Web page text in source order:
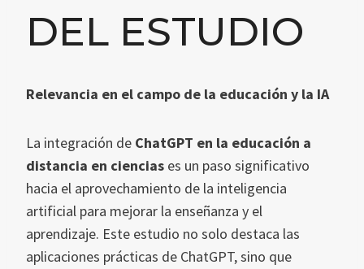
DEL ESTUDIO
Relevancia en el campo de la educación y la IA
La integración de ChatGPT en la educación a
distancia en ciencias es un paso significativo
hacia el aprovechamiento de la inteligencia
artificial para mejorar la enseñanza y el
aprendizaje. Este estudio no solo destaca las
aplicaciones prácticas de ChatGPT, sino que